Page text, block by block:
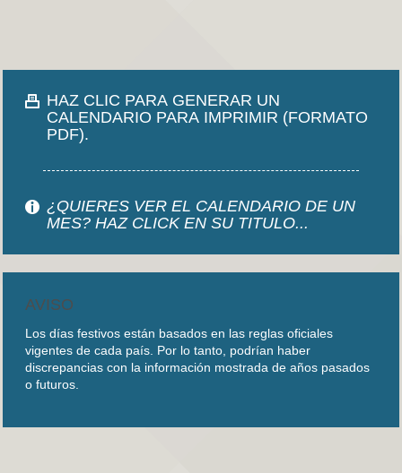
HAZ CLIC PARA GENERAR UN
CALENDARIO PARA IMPRIMIR (FORMATO
PDF).
¿QUIERES VER EL CALENDARIO DE UN
MES? HAZ CLICK EN SU TITULO...
AVISO
Los días festivos están basados en las reglas oficiales
vigentes de cada país. Por lo tanto, podrían haber
discrepancias con la información mostrada de años pasados
o futuros.